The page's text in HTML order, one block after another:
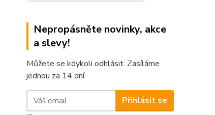
Nepropásněte novinky, akce
a slevy!
Můžete se kdykoli odhlásit. Zasíláme
jednou za 14 dní.
Přihlásit se